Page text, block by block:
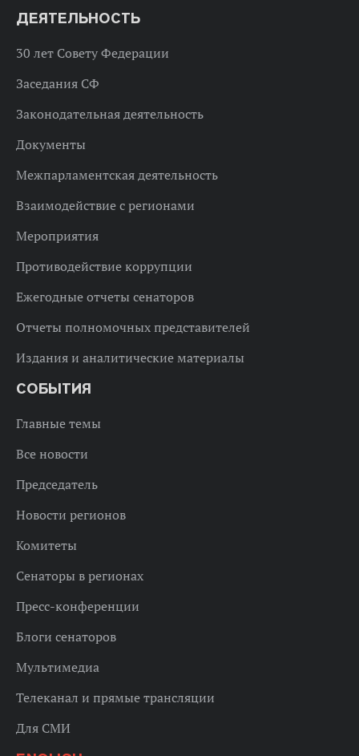
ДЕЯТЕЛЬНОСТЬ
30 лет Совету Федерации
Заседания СФ
Законодательная деятельность
Документы
Межпарламентская деятельность
Взаимодействие с регионами
Мероприятия
Противодействие коррупции
Ежегодные отчеты сенаторов
Отчеты полномочных представителей
Издания и аналитические материалы
СОБЫТИЯ
Главные темы
Все новости
Председатель
Новости регионов
Комитеты
Сенаторы в регионах
Пресс-конференции
Блоги сенаторов
Мультимедиа
Телеканал и прямые трансляции
Для СМИ